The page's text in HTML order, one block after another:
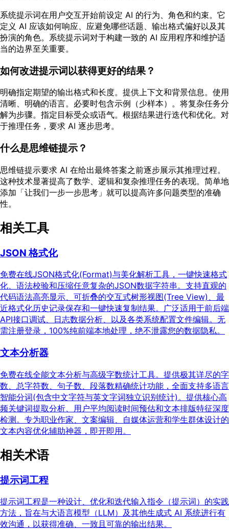
系统提示词在用户交互开始前设定 AI 的行为、角色和约束。它
定义 AI 应该如何响应、应避免哪些话题、输出格式偏好以及其
扮演的角色。系统提示词对于构建一致的 AI 应用程序和维护适
当的边界至关重要。
如何改进提示词以获得更好的结果？
明确指定期望的输出格式和长度。提供上下文和背景信息。使用
清晰、明确的语言。必要时包含示例（少样本）。将复杂任务分
解为步骤。指定目标受众或语气。根据结果进行迭代和优化。对
于推理任务，要求 AI 逐步思考。
什么是思维链提示？
思维链提示要求 AI 在给出最终答案之前逐步展示其推理过程。
这种技术显著提高了数学、逻辑和复杂推理任务的表现。简单地
添加「让我们一步一步思考」就可以提高许多问题类型的准确
性。
相关工具
JSON 格式化
免费在线JSON格式化(Format)与美化解析工具，一键快速格式
化、语法校验和压缩任意复杂的JSON数据字符串。支持直观的
代码语法高亮显示、可折叠的交互式树形视图(Tree View)、最
近格式化历史记录保存和一键快速复制结果。广泛适用于前后端
API接口调试、日志数据分析、以及各类系统配置文件编辑。无
需注册登录，100%纯前端本地处理，绝不泄露您的数据隐私。
文本分析器
免费在线全能文本分析与高级字数统计工具。提供极其详尽的字
数、总字符数、句子数、段落数精确统计功能，全面支持多语言
智能分词(包含中文字符与英文字词独立识别统计)。提供核心高
频关键词提取分析、用户平均阅读时间预估和文本排版特征深度
检测。专为职业作家、文案编辑、自媒体运营和学生群体设计的
文本内容优化辅助神器，即开即用。
相关术语
提示词工程
提示词工程是一种设计、优化和迭代输入指令（提示词）的实践
方法，旨在与大语言模型（LLM）及其他生成式 AI 系统进行有
效沟通，以获得准确、一致且可靠的输出结果。